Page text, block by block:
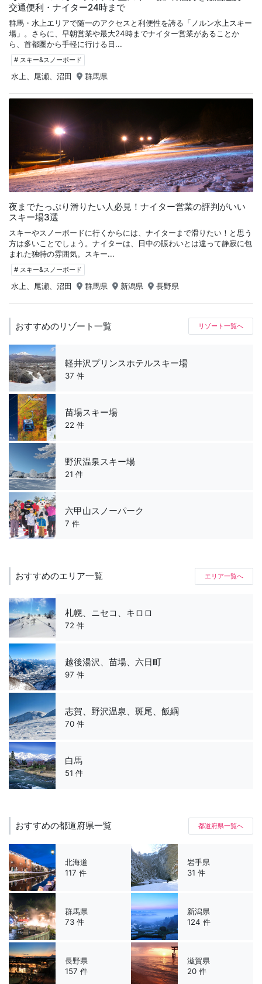
交通便利・ナイター24時まで
群馬・水上エリアで随一のアクセスと利便性を誇る「ノルン水上スキー
場」。さらに、早朝営業や最大24時までナイター営業があることか
ら、首都圏から手軽に行ける日...
# スキー&スノーボード
水上、尾瀬、沼田 群馬県
夜までたっぷり滑りたい人必見！ナイター営業の評判がいい
スキー場3選
スキーやスノーボードに行くからには、ナイターまで滑りたい！と思う
方は多いことでしょう。ナイターは、日中の賑わいとは違って静寂に包
まれた独特の雰囲気。スキー...
# スキー&スノーボード
水上、尾瀬、沼田 群馬県 新潟県 長野県
おすすめのリゾート一覧 リゾート一覧へ
軽井沢プリンスホテルスキー場
37 件
苗場スキー場
22 件
野沢温泉スキー場
21 件
六甲山スノーパーク
7 件
おすすめのエリア一覧 エリア一覧へ
札幌、ニセコ、キロロ
72 件
越後湯沢、苗場、六日町
97 件
志賀、野沢温泉、斑尾、飯綱
70 件
白馬
51 件
おすすめの都道府県一覧 都道府県一覧へ
北海道
117 件
岩手県
31 件
群馬県
73 件
新潟県
124 件
長野県
157 件
滋賀県
20 件